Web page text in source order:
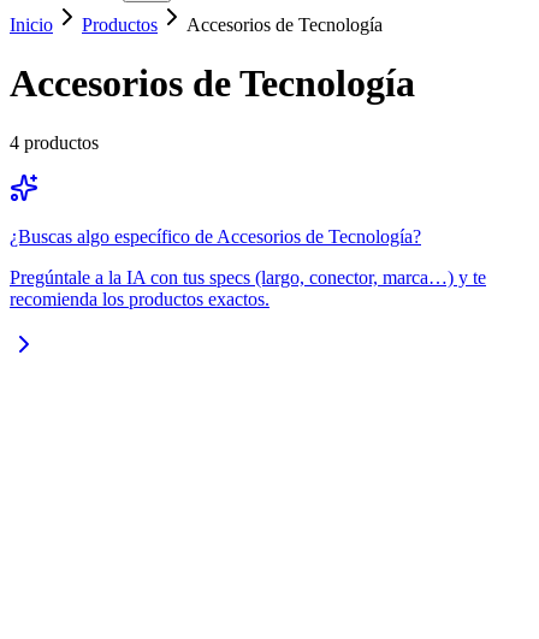
Inicio
Productos Accesorios de Tecnología
Accesorios de Tecnología
4 productos
¿Buscas algo específico de Accesorios de Tecnología?
Pregúntale a la IA con tus specs (largo, conector, marca…) y te
recomienda los productos exactos.